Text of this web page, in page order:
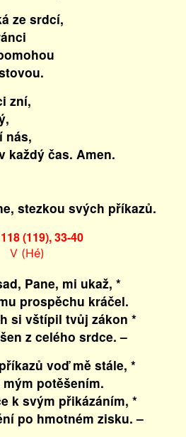
ze srdcí,
zní,
nás,
každý čas. Amen.
stezkou svých příkazů.
(119), 33-40
V (Hé)
Pane, mi ukaž, *
prospěchu kráčel.
si vštípil tvůj zákon *
z celého srdce. –
voď mě stále, *
potěšením.
k svým přikázáním, *
po hmotném zisku. –